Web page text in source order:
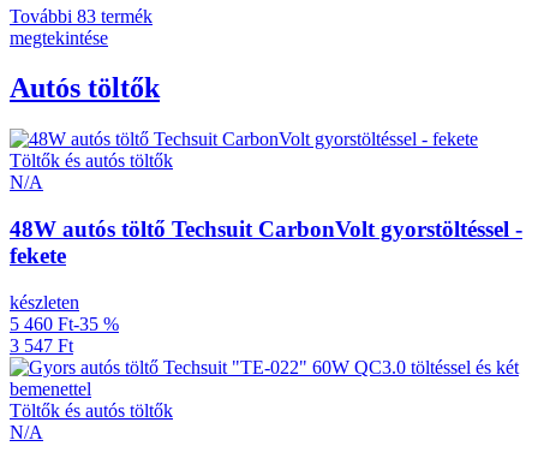
További 83 termék
megtekintése
Autós töltők
Töltők és autós töltők
N/A
48W autós töltő Techsuit CarbonVolt gyorstöltéssel -
fekete
készleten
5 460 Ft-35 %
3 547 Ft
Töltők és autós töltők
N/A